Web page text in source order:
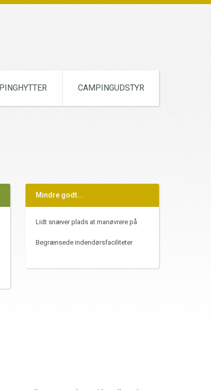
CAMPINGUDSTYR
Mindre godt...
Lidt snæver plads at manøvrere på
Begrænsede indendørsfaciliteter